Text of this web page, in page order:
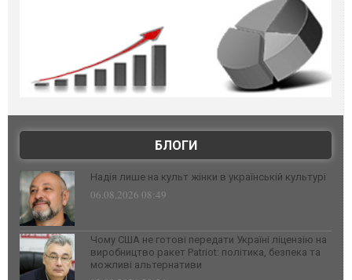
БЛОГИ
Надія лише на культ жінки в українській культурі
06.08.2026 08:49
Чому США не готові передати Україні ліцензію на
виробництво ракет Patriot: політика, безпека та
можливі альтернативи